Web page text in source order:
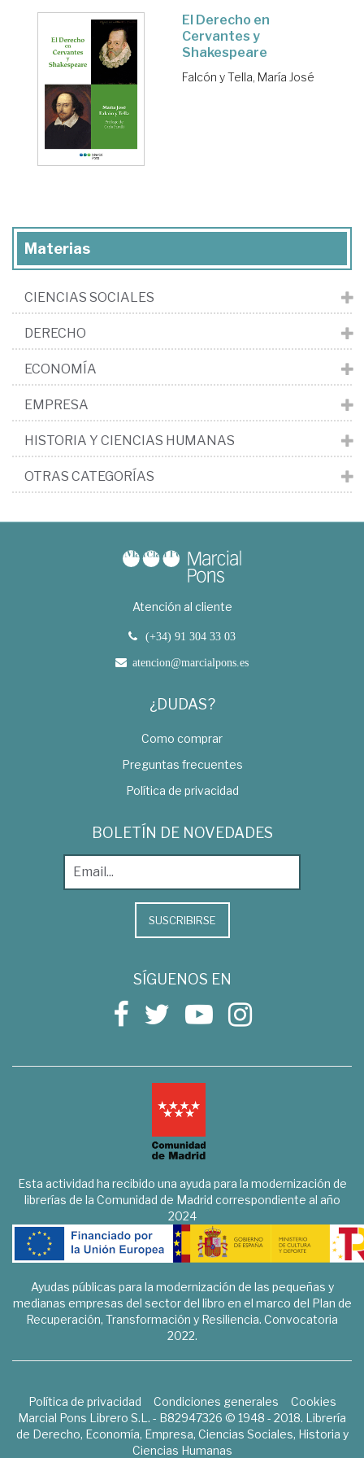
El Derecho en
Cervantes y
Shakespeare
Falcón y Tella, María José
Materias
CIENCIAS SOCIALES
DERECHO
ECONOMÍA
EMPRESA
HISTORIA Y CIENCIAS HUMANAS
OTRAS CATEGORÍAS
Atención al cliente
(+34) 91 304 33 03
atencion@marcialpons.es
¿DUDAS?
Como comprar
Preguntas frecuentes
Política de privacidad
BOLETÍN DE NOVEDADES
SUSCRIBIRSE
SÍGUENOS EN
Esta actividad ha recibido una ayuda para la modernización de
librerías de la Comunidad de Madrid correspondiente al año
2024
Ayudas públicas para la modernización de las pequeñas y
medianas empresas del sector del libro en el marco del Plan de
Recuperación, Transformación y Resiliencia. Convocatoria
2022.
Política de privacidad Condiciones generales
Cookies
Marcial Pons Librero S.L. - B82947326 © 1948 - 2018. Librería
de Derecho, Economía, Empresa, Ciencias Sociales, Historia y
Ciencias Humanas